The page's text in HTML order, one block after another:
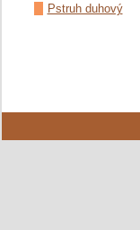
Pstruh duhový